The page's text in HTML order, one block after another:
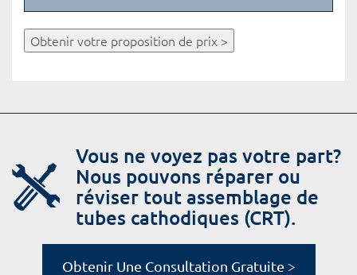
Obtenir votre proposition de prix >
Vous ne voyez pas votre part?
Nous pouvons réparer ou
réviser tout assemblage de
tubes cathodiques (CRT).
Obtenir Une Consultation Gratuite >